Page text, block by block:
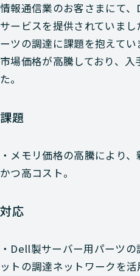
情報通信業のお客さまにて
サービスを提供されていま
ーツの調達に課題を抱えて
市場価格が高騰しており、
た。
課題
・メモリ価格の高騰により
かつ高コスト。
対応
・Dell製サーバー用パーツ
ットの調達ネットワークを